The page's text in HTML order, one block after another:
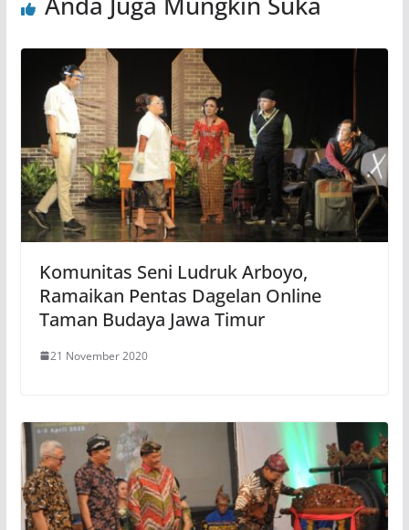
Komunitas Seni Ludruk Arboyo,
Ramaikan Pentas Dagelan Online
Taman Budaya Jawa Timur
21 November 2020